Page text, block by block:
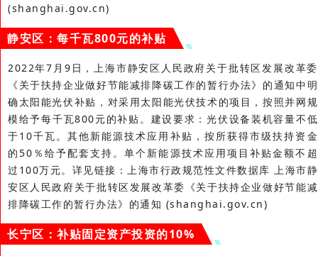
(shanghai.gov.cn)
静安区：每千瓦800元的补贴
2022年7月9日，上海市静安区人民政府关于批转区发展改革委
《关于扶持企业做好节能减排降碳工作的暂行办法》的通知中明
确太阳能光伏补贴，对采用太阳能光伏技术的项目，按照并网规
模给予每千瓦800元的补贴。建设要求：光伏设备装机容量不低
于10千瓦。其他新能源技术应用补贴，按所获得市级扶持资金
的50％给予配套支持。单个新能源技术应用项目补贴金额不超
过100万元。详见链接：上海市行政规范性文件数据库 上海市静
安区人民政府关于批转区发展改革委《关于扶持企业做好节能减
排降碳工作的暂行办法》的通知 (shanghai.gov.cn)
长宁区：补贴固定资产投资的10%